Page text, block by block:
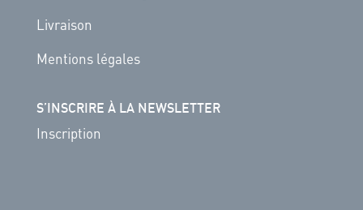
Livraison
Mentions légales
S’INSCRIRE À LA NEWSLETTER
Inscription